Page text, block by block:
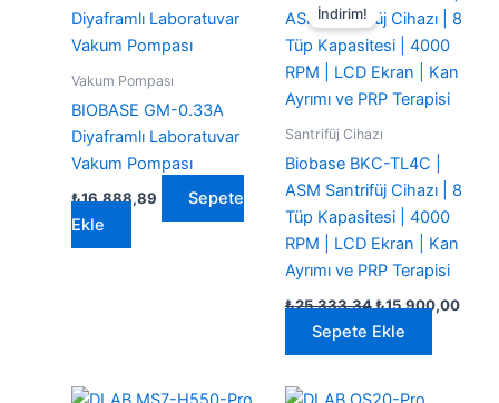
Vakum Pompası
BIOBASE GM-0.33A
Diyaframlı Laboratuvar
Vakum Pompası
₺16.888,89
Sepete
Ekle
İndirim!
Santrifüj Cihazı
Biobase BKC-TL4C |
ASM Santrifüj Cihazı | 8
Tüp Kapasitesi | 4000
RPM | LCD Ekran | Kan
Ayrımı ve PRP Terapisi
₺25.333,34Orijinal
₺25.333,34.
₺15.900,00Şu
Sepete Ekle